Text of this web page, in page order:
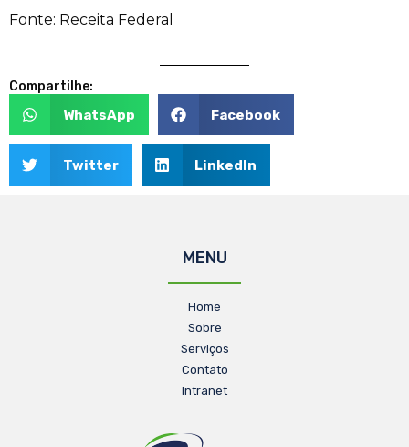
Fonte: Receita Federal
Compartilhe:
WhatsApp Facebook
Twitter LinkedIn
MENU
Home
Sobre
Serviços
Contato
Intranet